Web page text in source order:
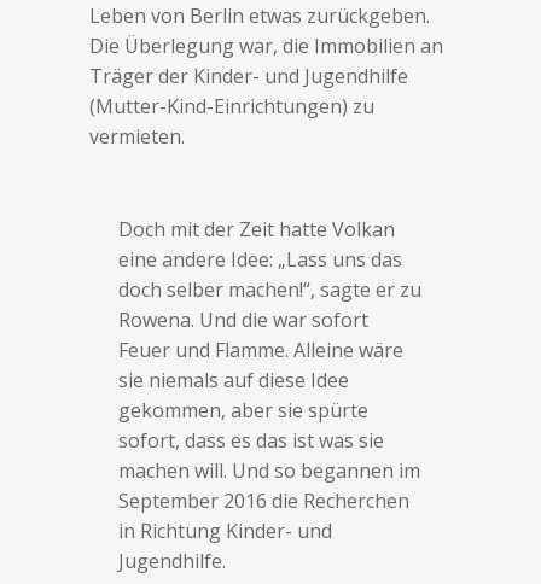
Leben von Berlin etwas zurückgeben.
Die Überlegung war, die Immobilien an
Träger der Kinder- und Jugendhilfe
(Mutter-Kind-Einrichtungen) zu
vermieten.
Doch mit der Zeit hatte Volkan
eine andere Idee: „Lass uns das
doch selber machen!“, sagte er zu
Rowena. Und die war sofort
Feuer und Flamme. Alleine wäre
sie niemals auf diese Idee
gekommen, aber sie spürte
sofort, dass es das ist was sie
machen will. Und so begannen im
September 2016 die Recherchen
in Richtung Kinder- und
Jugendhilfe.